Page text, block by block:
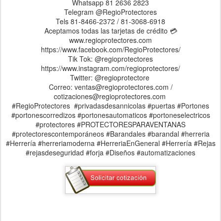
#portonescorredizos #portonesautomaticos #portoneselectricos
#protectores #PROTECTORESPARAVENTANAS
#protectorescontemporáneos #Barandales #barandal #herreria
#Herrería #herreriamoderna #HerreriaEnGeneral #Herrería #Rejas
#rejasdeseguridad #forja #Diseños #automatizaciones
Publicado hace30th January 2025porAsesoria Regio Protectores
Etiquetas:Diseños Fracc. Privadas de San Nicolás Plegable
Puerta Plegable Regio Protectores